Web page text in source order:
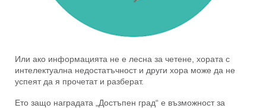
Или ако информацията не е лесна за четене, хората с
интелектуална недостатъчност и други хора може да не
успеят да я прочетат и разберат.
Ето защо наградата „Достъпен град“ е възможност за